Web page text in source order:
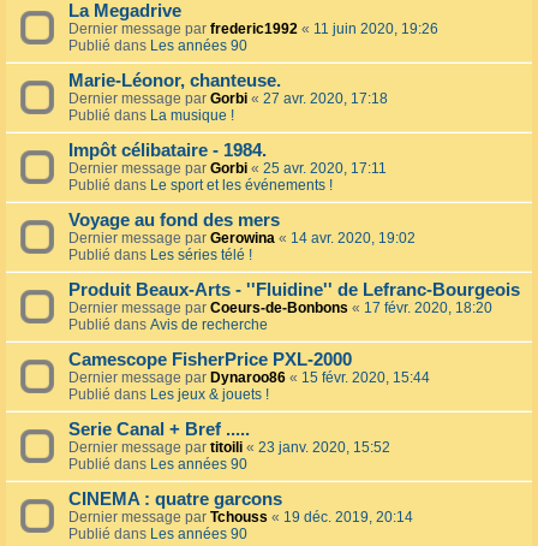
La Megadrive
Dernier message par frederic1992 « 11 juin 2020, 19:26
Publié dans Les années 90
Marie-Léonor, chanteuse.
Dernier message par Gorbi « 27 avr. 2020, 17:18
Publié dans La musique !
Impôt célibataire - 1984.
Dernier message par Gorbi « 25 avr. 2020, 17:11
Publié dans Le sport et les événements !
Voyage au fond des mers
Dernier message par Gerowina « 14 avr. 2020, 19:02
Publié dans Les séries télé !
Produit Beaux-Arts - ''Fluidine'' de Lefranc-Bourgeois
Dernier message par Coeurs-de-Bonbons « 17 févr. 2020, 18:20
Publié dans Avis de recherche
Camescope FisherPrice PXL-2000
Dernier message par Dynaroo86 « 15 févr. 2020, 15:44
Publié dans Les jeux & jouets !
Serie Canal + Bref .....
Dernier message par titoili « 23 janv. 2020, 15:52
Publié dans Les années 90
CINEMA : quatre garcons
Dernier message par Tchouss « 19 déc. 2019, 20:14
Publié dans Les années 90